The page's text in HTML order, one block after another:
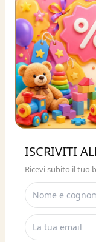
ISCRIVITI E
SCONTO
ISCRIVITI
Ricevi subito il tuo